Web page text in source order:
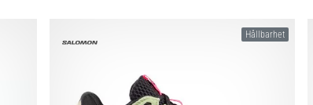
37⅓ 38 38⅔ 39⅓ 40 40⅔ 41⅓ 42 42⅔Hållbarhet